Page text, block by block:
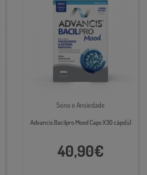
Sono e Ansiedade
Advancis Bacilpro Mood Caps X30 cáps(s)
40,90€